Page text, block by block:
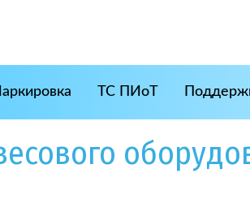
ТС ПИоТ